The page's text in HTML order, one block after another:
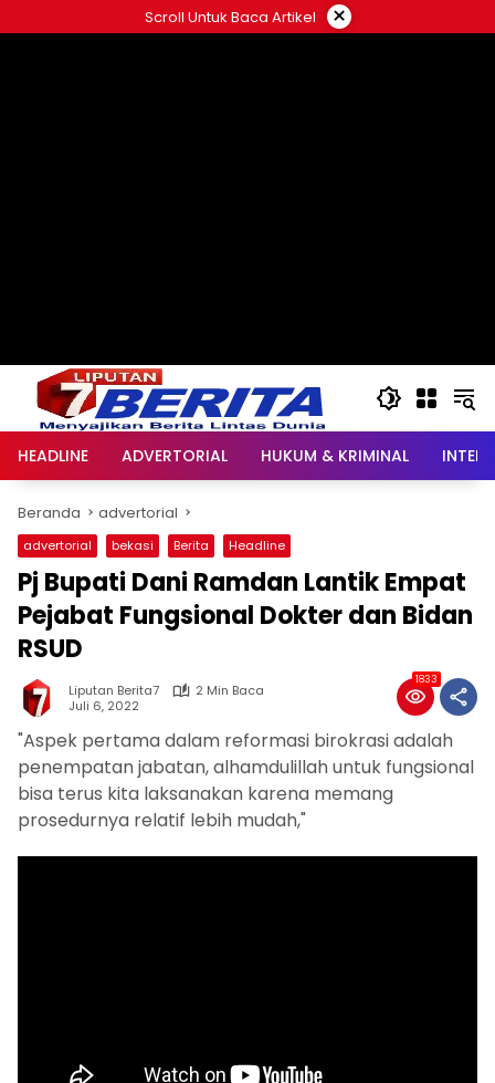
ke
Scroll Untuk Baca Artikel ×
HEADLINE ADVERTORIAL HUKUM & KRIMINAL
Beranda advertorial
advertorial bekasi Berita Headline
Pj Bupati Dani Ramdan Lantik Empat
Pejabat Fungsional Dokter dan Bidan
RSUD
Liputan Berita7
2 Min Baca
Juli 6, 2022
1833
"Aspek pertama dalam reformasi birokrasi adalah
penempatan jabatan, alhamdulillah untuk fungsional
bisa terus kita laksanakan karena memang
prosedurnya relatif lebih mudah,"